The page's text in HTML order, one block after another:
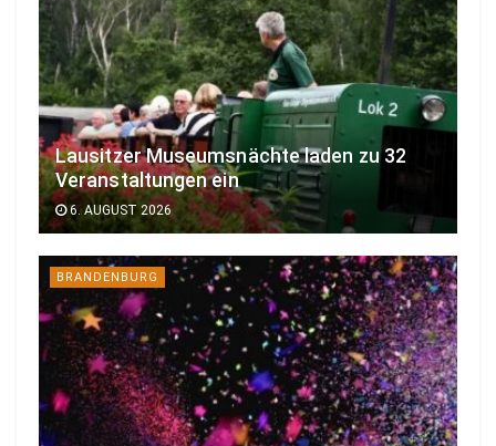
Lausitzer Museumsnächte laden zu 32
Veranstaltungen ein
6. AUGUST 2026
BRANDENBURG